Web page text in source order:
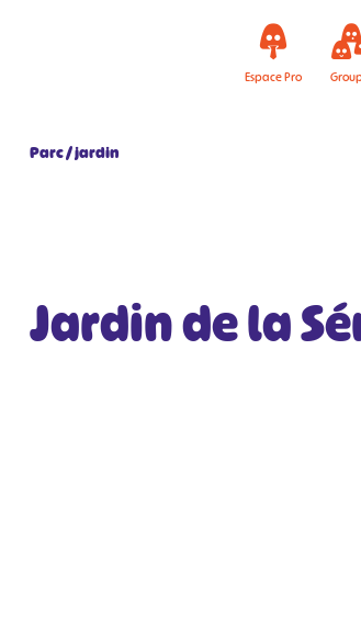
Espace Pro
Parc / jardin
Jardin de la